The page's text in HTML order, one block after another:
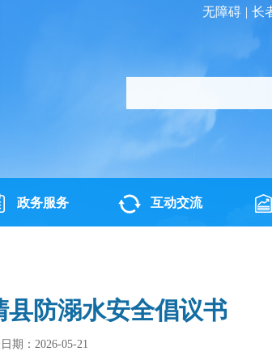
无障碍 | 长
政务服务 互动交流
县防溺水安全倡议书
期：2026-05-21